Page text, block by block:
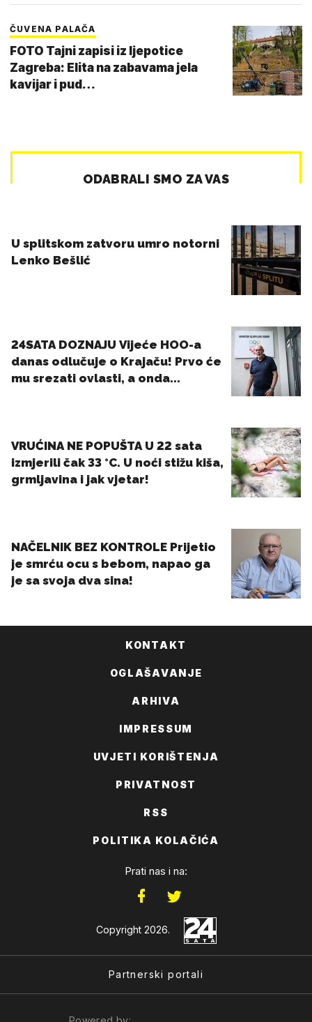
ČUVENA PALAČA
FOTO Tajni zapisi iz ljepotice
Zagreba: Elita na zabavama jela
kavijar i pud…
KONTAKT
OGLAŠAVANJE
ARHIVA
IMPRESSUM
UVJETI KORIŠTENJA
PRIVATNOST
RSS
POLITIKA KOLAČIĆA
Prati nas i na:
Copyright 2026.
Partnerski portali